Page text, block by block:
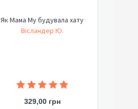
Як Мама Му будувала хату
Вісландер Ю.
329,00 грн